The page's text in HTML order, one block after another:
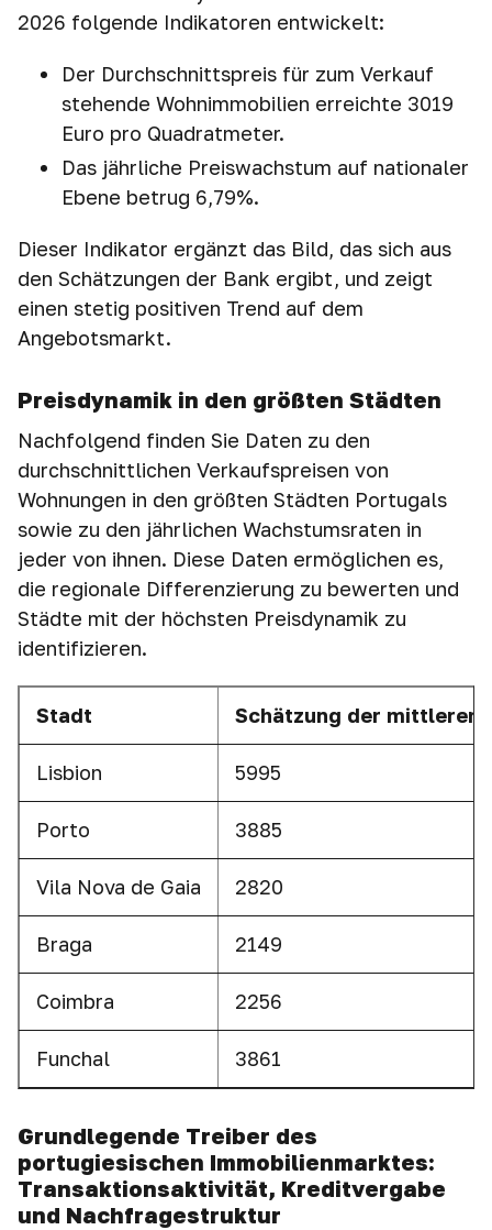
2026 folgende Indikatoren entwickelt:
Der Durchschnittspreis für zum Verkauf
stehende Wohnimmobilien erreichte 3019
Euro pro Quadratmeter.
Das jährliche Preiswachstum auf nationaler
Ebene betrug 6,79%.
Dieser Indikator ergänzt das Bild, das sich aus
den Schätzungen der Bank ergibt, und zeigt
einen stetig positiven Trend auf dem
Angebotsmarkt.
Preisdynamik in den größten Städten
Nachfolgend finden Sie Daten zu den
durchschnittlichen Verkaufspreisen von
Wohnungen in den größten Städten Portugals
sowie zu den jährlichen Wachstumsraten in
jeder von ihnen. Diese Daten ermöglichen es,
die regionale Differenzierung zu bewerten und
Städte mit der höchsten Preisdynamik zu
identifizieren.
Stadt Schätzung der mittleren
Lisbion 5995
Porto 3885
Vila Nova de Gaia 2820
Braga 2149
Coimbra 2256
Funchal 3861
Grundlegende Treiber des
portugiesischen Immobilienmarktes:
Transaktionsaktivität, Kreditvergabe
und Nachfragestruktur